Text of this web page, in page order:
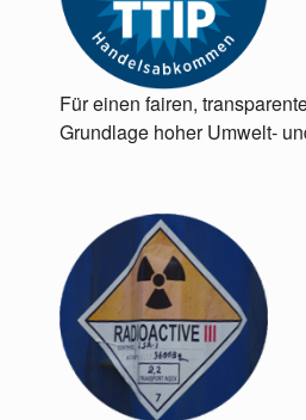
Für einen fairen,
Grundlage hoher Umwelt-